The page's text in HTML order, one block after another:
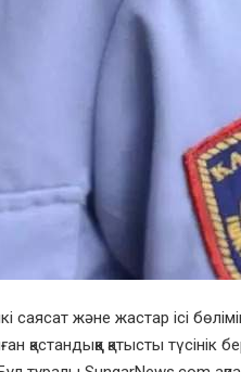
саясат және жастар ісі
қастандыққа қатысты түсінік